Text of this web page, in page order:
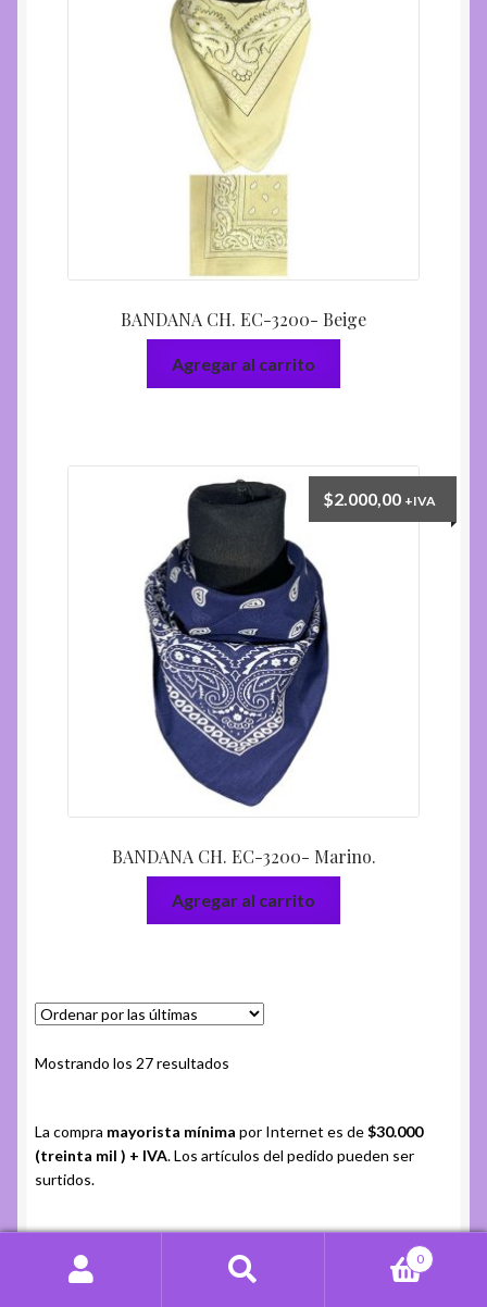
BANDANA CH. EC-3200- Beige
Agregar al carrito
BANDANA CH. EC-3200- Marino.
$2.000,00 +IVA
Agregar al carrito
Mostrando los 27 resultados
recientes
La compra mayorista mínima por Internet es de$30.000
(treinta mil ) + IVA. Los artículos del pedido pueden ser
surtidos.
Categorías 0